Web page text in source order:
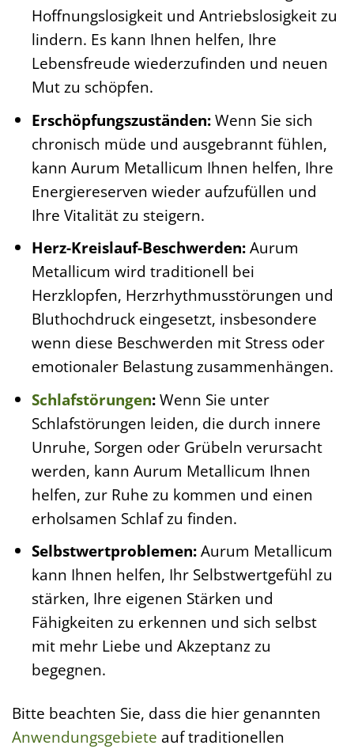
Hoffnungslosigkeit und Antriebslosigkeit zu
lindern. Es kann Ihnen helfen, Ihre
Lebensfreude wiederzufinden und neuen
Mut zu schöpfen.
Erschöpfungszuständen:Wenn Sie sich
chronisch müde und ausgebrannt fühlen,
kann Aurum Metallicum Ihnen helfen, Ihre
Energiereserven wieder aufzufüllen und
Ihre Vitalität zu steigern.
Herz-Kreislauf-Beschwerden:Aurum
Metallicum wird traditionell bei
Herzklopfen, Herzrhythmusstörungen und
Bluthochdruck eingesetzt, insbesondere
wenn diese Beschwerden mit Stress oder
emotionaler Belastung zusammenhängen.
Schlafstörungen:Wenn Sie unter
Schlafstörungen leiden, die durch innere
Unruhe, Sorgen oder Grübeln verursacht
werden, kann Aurum Metallicum Ihnen
helfen, zur Ruhe zu kommen und einen
erholsamen Schlaf zu finden.
Selbstwertproblemen:Aurum Metallicum
kann Ihnen helfen, Ihr Selbstwertgefühl zu
stärken, Ihre eigenen Stärken und
Fähigkeiten zu erkennen und sich selbst
mit mehr Liebe und Akzeptanz zu
begegnen.
Bitte beachten Sie, dass die hier genannten
Anwendungsgebiete auf traditionellen